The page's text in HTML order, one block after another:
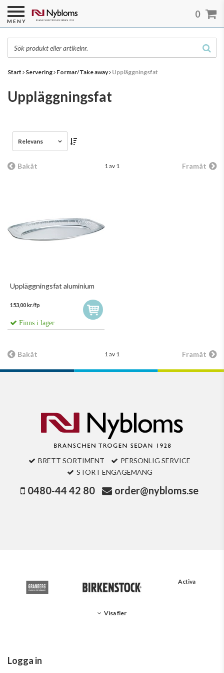
Start Servering Formar/Take away Uppläggningsfat
Uppläggningsfat
Relevans
Bakåt 1 av 1 Framåt
Uppläggningsfat aluminium
153,00 kr/fp
Finns i lager
Bakåt 1 av 1 Framåt
BRETT SORTIMENT
PERSONLIG SERVICE
STORT ENGAGEMANG
0480-44 42 80 order@nybloms.se
Activa
Visa fler
Logga in
MENY
0